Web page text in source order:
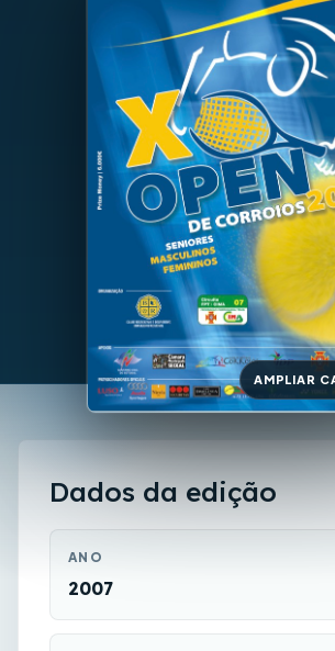
AMPLIAR
Dados da edição
ANO
2007